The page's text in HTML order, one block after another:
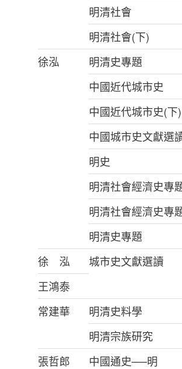
明清社會
明清社會(下)
徐泓
明清史專題
中國近代城市史
中國近代城市史(下)
中國城市史文獻選
明史
明清社會經濟史專
明清社會經濟史專
明清史專題
徐 泓
城市史文獻選讀
王鴻泰
常建華
明清史料學
明清宗族研究
張哲郎
中國通史──明